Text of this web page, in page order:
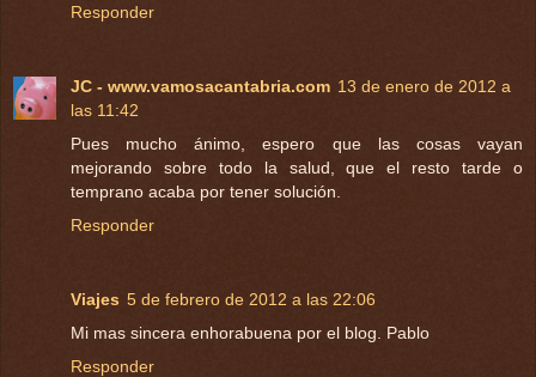
Responder
JC - www.vamosacantabria.com 13 de enero de 2012 a
las 11:42
Pues mucho ánimo, espero que las cosas vayan
mejorando sobre todo la salud, que el resto tarde o
temprano acaba por tener solución.
Responder
Viajes 5 de febrero de 2012 a las 22:06
Mi mas sincera enhorabuena por el blog. Pablo
Responder